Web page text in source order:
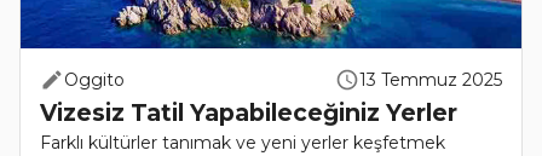
Oggito 13 Temmuz 2025
Vizesiz Tatil Yapabileceğiniz Yerler
Farklı kültürler tanımak ve yeni yerler keşfetmek